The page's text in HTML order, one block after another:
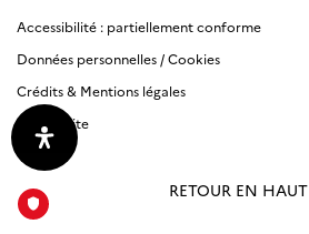
Antilles
Guyane
Bordeaux-
Aquitaine
Accessibilité : partiellement conforme
Données personnelles / Cookies
Crédits & Mentions légales
Plan du site
RETOUR EN HAUT